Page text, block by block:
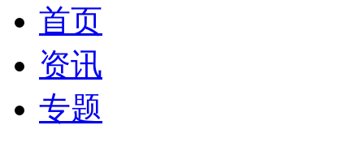
首页
资讯
专题